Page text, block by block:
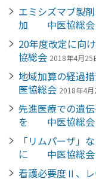
エミシズマブ製
加 中医協総会
20年度改定に向
協総会 2018年4月25
地域加算の経過
医協総会 2018年4
先進医療での遺
を 中医協総会
「リムパーザ」
に 中医協総会
看護必要度Ⅱ、